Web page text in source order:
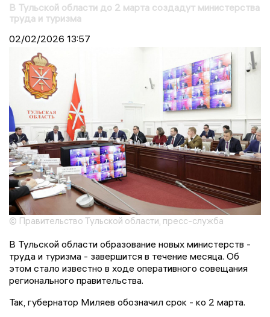
В Тульской области до 2 марта создадут министерства
труда и туризма
02/02/2026 13:57
© Правительство Тульской области, пресс-служба
В Тульской области образование новых министерств -
труда и туризма - завершится в течение месяца. Об
этом стало известно в ходе оперативного совещания
регионального правительства.
Так, губернатор Миляев обозначил срок - ко 2 марта.